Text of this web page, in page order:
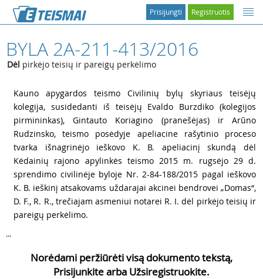
Registruotis
Prisijungti
BYLA 2A-211-413/2016
Dėl pirkėjo teisių ir pareigų perkėlimo
Kauno apygardos teismo Civilinių bylų skyriaus teisėjų
kolegija, susidedanti iš teisėjų Evaldo Burzdiko (kolegijos
pirmininkas), Gintauto Koriagino (pranešėjas) ir Arūno
Rudzinsko, teismo posėdyje apeliacine rašytinio proceso
tvarka išnagrinėjo ieškovo K. B. apeliacinį skundą dėl
Kėdainių rajono apylinkės teismo 2015 m. rugsėjo 29 d.
sprendimo civilinėje byloje Nr. 2-84-188/2015 pagal ieškovo
K. B. ieškinį atsakovams uždarajai akcinei bendrovei „Domas“,
D. F., R. R., trečiajam asmeniui notarei R. I. dėl pirkėjo teisių ir
pareigų perkėlimo.
...
Norėdami peržiūrėti visą dokumento tekstą,
Prisijunkite arba Užsiregistruokite.